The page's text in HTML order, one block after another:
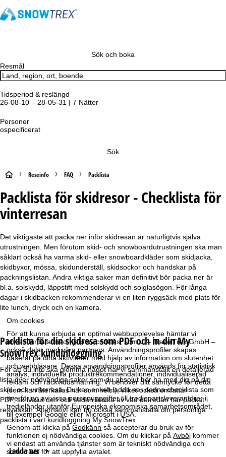
Om cookies
För att kunna erbjuda en optimal webbupplevelse hämtar vi
användardata med hjälp av cookies, som vi – TravelTrex GmbH –
också delar med våra partners. Användningsprofiler skapas
baserat på dina aktiviteter med hjälp av information om slutenhet
och webbläsare. Dessa användningsprofiler används för statistisk
analys, individuella produktrekommendationer, individualiserad
reklam och räckviddsmätning. Vi behöver ditt samtycke för detta
(som kan återkallas när som helst), vilket också omfattar
överföring av vissa personuppgifter till tredjepartsleverantörer i
tredjeländer utanför Europeiska ekonomiska samarbetsområdet,
till exempel Google eller Microsoft i USA.
Genom att klicka påGodkänn så accepterar du bruk av för
funktionen ej nödvändiga cookies. Om du klickar påAvböj kommer
vi endast att använda tjänster som är tekniskt nödvändiga och
som krävs för att uppfylla avtalet.
Sök och boka
Resmål
Tidsperiod & reslängd
26-08-10 – 28-05-31 | 7 Nätter
Personer
ospecificerat
Sök
S
t
a
r
t
s
i
d
a
Reseinfo FAQ Packlista
Packlista för skidresor - Checklista för
vinterresan
Det viktigaste att packa ner inför skidresan är naturligtvis själva
utrustningen. Men förutom skid- och snowboardutrustningen ska man
såklart också ha varma skid- eller snowboardkläder som skidjacka,
skidbyxor, mössa, skidunderställ, skidsockor och handskar på
packningslistan. Andra viktiga saker man definitivt bör packa ner är
bl.a. solskydd, läppstift med solskydd och solglasögon. För långa
dagar i skidbacken rekommenderar vi en liten ryggsäck med plats för
lite lunch, dryck och en kamera.
Packlista för din skidresa som PDF och in din My
SnowTrex kundinloggning
För att du inte ska glömma något har vi sammanställt en detaljerad
lista över nödvändiga saker som du absolut bör ha med dig på din
skid- och vinterresa. Du kan enkelt ladda ner denna checklista som
PDF, skriva ut den och sedan bocka av vad du redan har packat i
resväskan. Alternativt kan du också sammanställa din personliga
packlista i vårt kundloggning My SnowTrex
Ladda ner